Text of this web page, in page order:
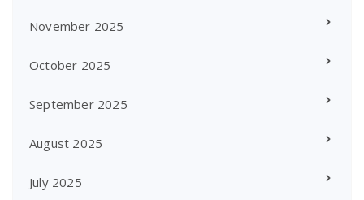
November 2025
October 2025
September 2025
August 2025
July 2025